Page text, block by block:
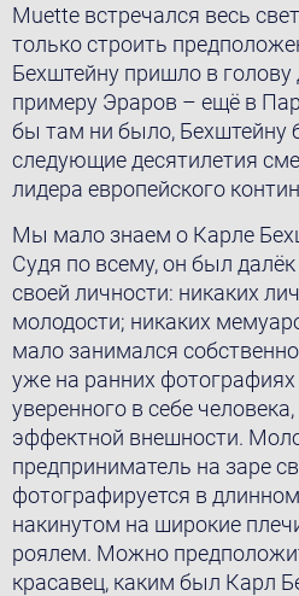
Muette встречался весь
только строить
Бехштейну пришло в голову
примеру Эраров – ещё в
бы там ни было, Бехштейну
следующие десятилетия
лидера европейского
Мы мало знаем o Карлe
Судя по всему, он был
своей личности: никаких
молодости; никаких
мало занимался
уже на ранних
уверенного в себе
эффектной внешности.
предприниматель на заре
фотографируется в
накинутом на широкие
роялем. Можно
красавец, каким был Карл